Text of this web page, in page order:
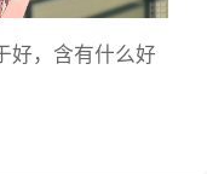
好，含有什么好